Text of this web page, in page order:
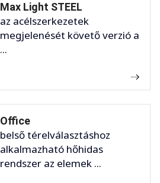
Max Light STEEL
az acélszerkezetek
megjelenését követő verzió a
...
Office
belső térelválasztáshoz
alkalmazható hőhidas
rendszer az elemek ...